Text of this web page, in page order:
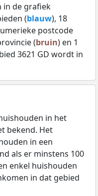
in de grafiek
(blauw), 18
postcode
(bruin) en 1
3621 GD wordt in
in het
bekend. Het
in een
als er minstens 100
enkel huishouden
in dat gebied